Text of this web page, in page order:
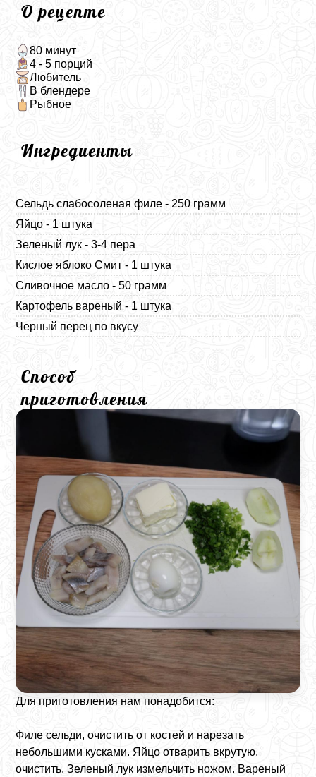
О рецепте
80 минут
4 - 5 порций
Любитель
В блендере
Рыбное
Ингредиенты
Сельдь слабосоленая филе - 250 грамм
Яйцо - 1 штука
Зеленый лук - 3-4 пера
Кислое яблоко Смит - 1 штука
Сливочное масло - 50 грамм
Картофель вареный - 1 штука
Черный перец по вкусу
Способ
приготовления
Для приготовления нам понадобится:
Филе сельди, очистить от костей и нарезать
небольшими кусками. Яйцо отварить вкрутую,
очистить. Зеленый лук измельчить ножом. Вареный